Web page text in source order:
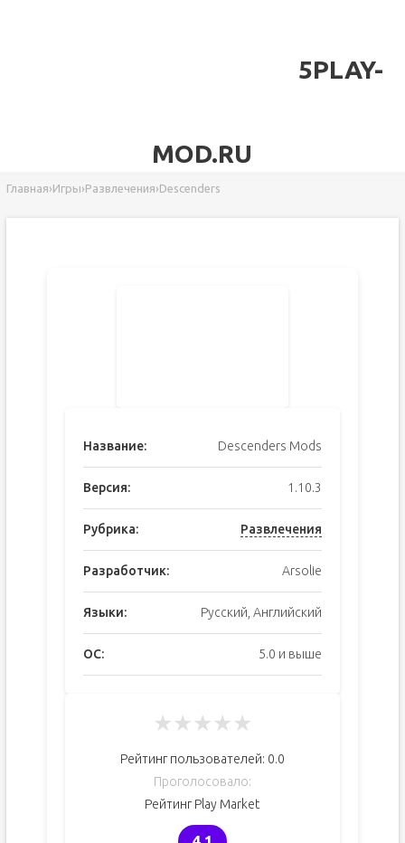
5PLAY-
MOD.RU
Главная›Игры›Развлечения›Descenders
Название: Descenders Mods
Версия: 1.10.3
Рубрика: Развлечения
Разработчик: Arsolie
Языки: Русский, Английский
ОС: 5.0 и выше
★★★★★
Рейтинг пользователей: 0.0
Проголосовало:
Рейтинг Play Market